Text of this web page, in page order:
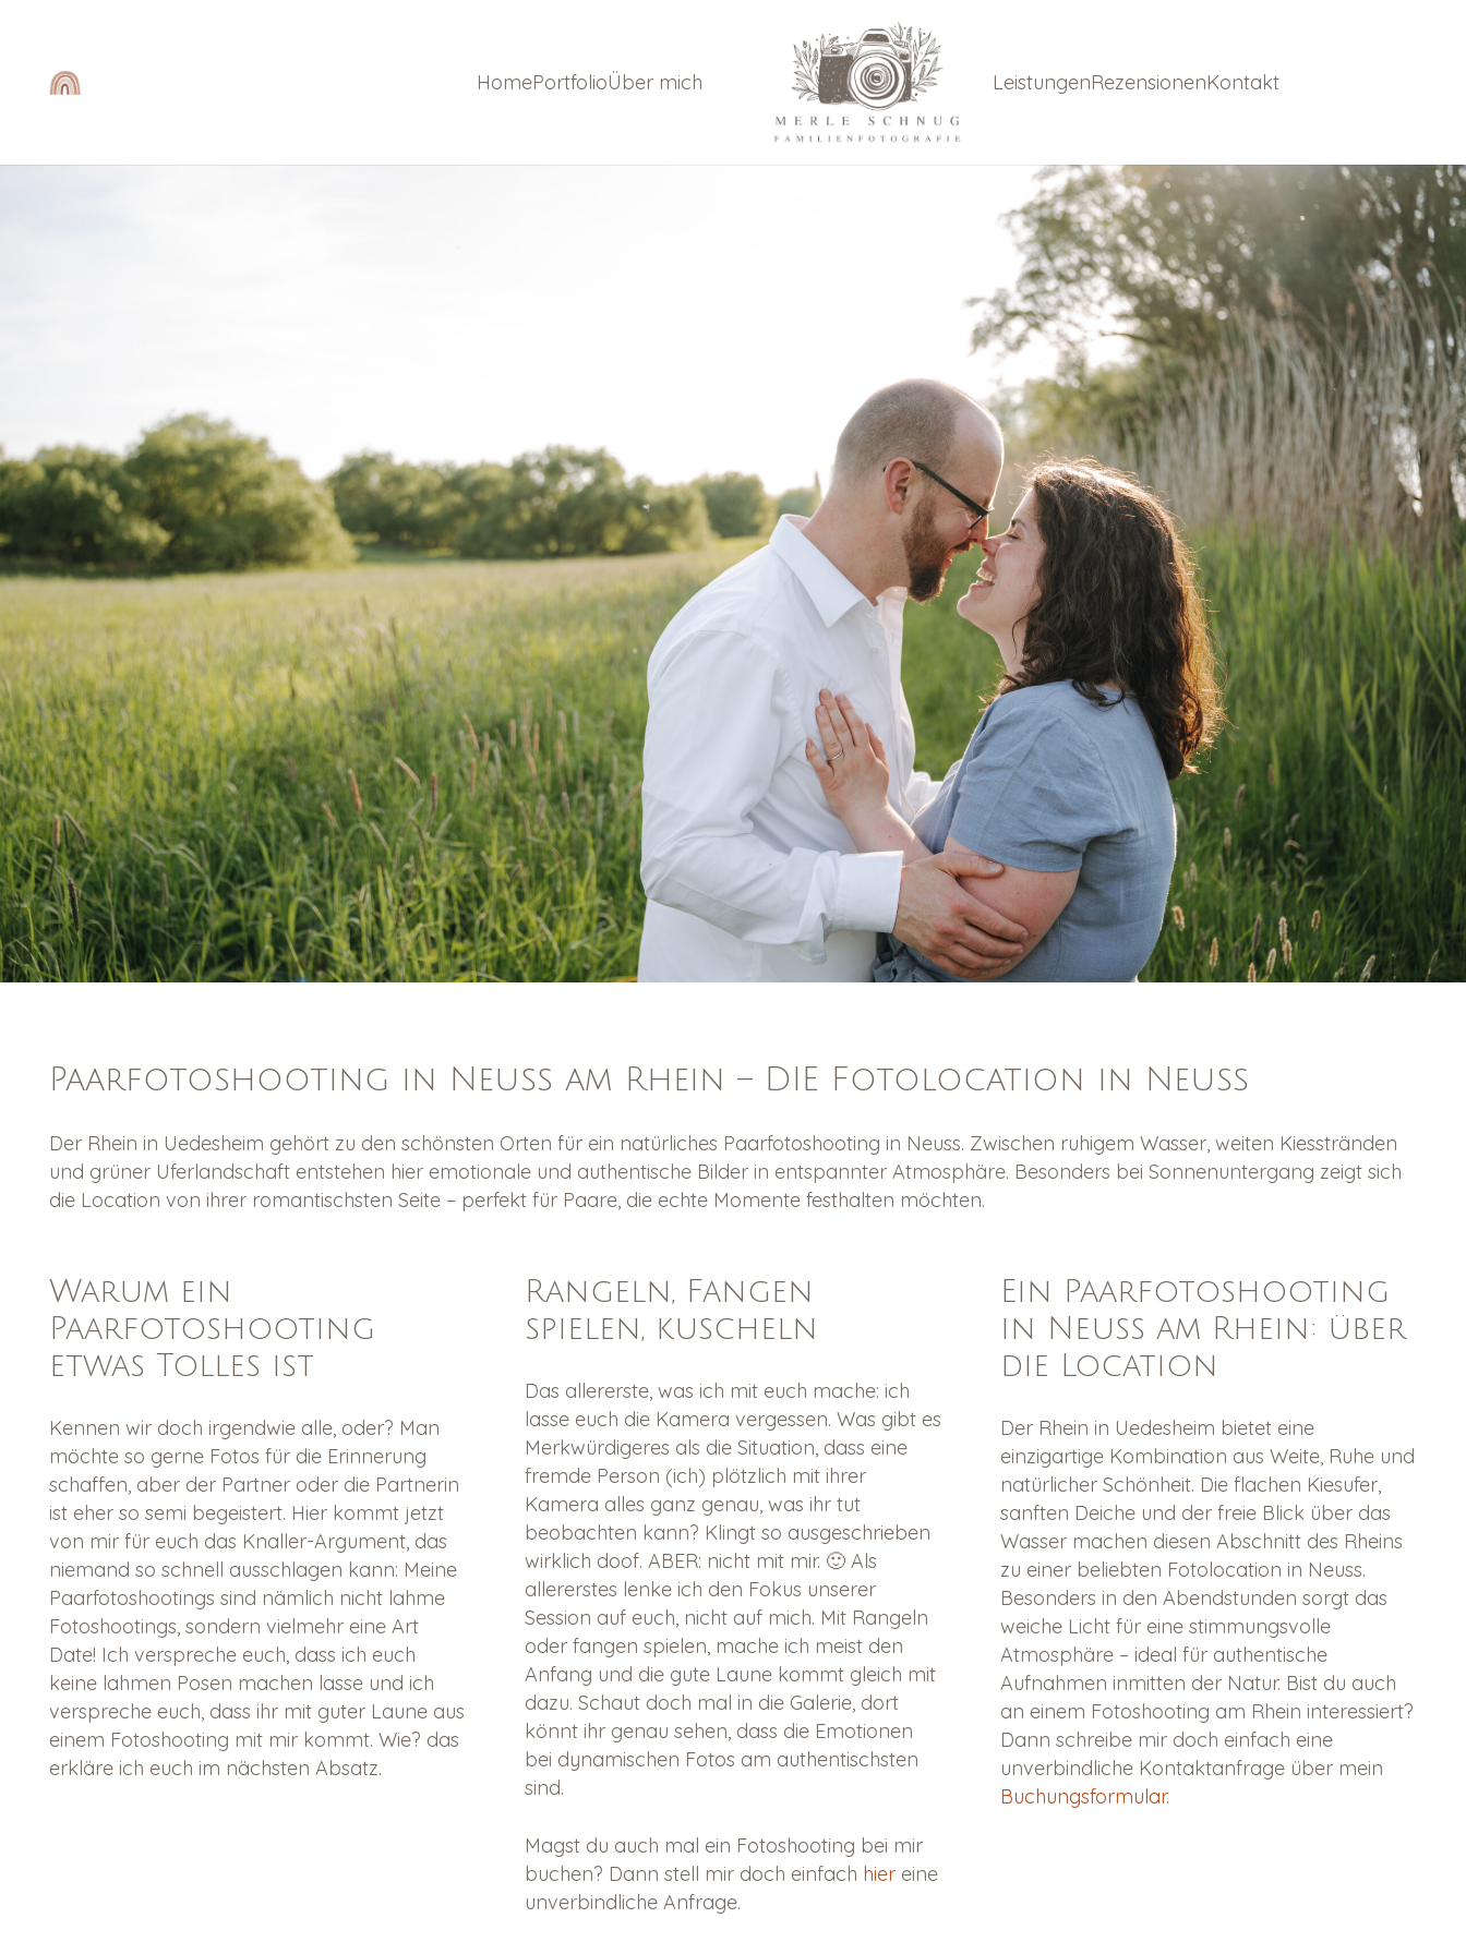
HomePortfolioÜber mich LeistungenRezensionenKontakt
Paarfotoshooting in Neuss am Rhein – DIE Fotolocation in Neuss
Der Rhein in Uedesheim gehört zu den schönsten Orten für ein natürliches Paarfotoshooting in Neuss. Zwischen ruhigem Wasser, weiten Kiesstränden
und grüner Uferlandschaft entstehen hier emotionale und authentische Bilder in entspannter Atmosphäre. Besonders bei Sonnenuntergang zeigt sich
die Location von ihrer romantischsten Seite – perfekt für Paare, die echte Momente festhalten möchten.
Warum ein
Paarfotoshooting
etwas Tolles ist
Kennen wir doch irgendwie alle, oder? Man
möchte so gerne Fotos für die Erinnerung
schaffen, aber der Partner oder die Partnerin
ist eher so semi begeistert. Hier kommt jetzt
von mir für euch das Knaller-Argument, das
niemand so schnell ausschlagen kann: Meine
Paarfotoshootings sind nämlich nicht lahme
Fotoshootings, sondern vielmehr eine Art
Date! Ich verspreche euch, dass ich euch
keine lahmen Posen machen lasse und ich
verspreche euch, dass ihr mit guter Laune aus
einem Fotoshooting mit mir kommt. Wie? das
erkläre ich euch im nächsten Absatz.
Rangeln, Fangen
spielen, kuscheln
Das allererste, was ich mit euch mache: ich
lasse euch die Kamera vergessen. Was gibt es
Merkwürdigeres als die Situation, dass eine
fremde Person (ich) plötzlich mit ihrer
Kamera alles ganz genau, was ihr tut
beobachten kann? Klingt so ausgeschrieben
wirklich doof. ABER: nicht mit mir. 🙂 Als
allererstes lenke ich den Fokus unserer
Session auf euch, nicht auf mich. Mit Rangeln
oder fangen spielen, mache ich meist den
Anfang und die gute Laune kommt gleich mit
dazu. Schaut doch mal in die Galerie, dort
könnt ihr genau sehen, dass die Emotionen
bei dynamischen Fotos am authentischsten
sind.
Magst du auch mal ein Fotoshooting bei mir
buchen? Dann stell mir doch einfach hier eine
unverbindliche Anfrage.
Ein Paarfotoshooting
in Neuss am Rhein: über
die Location
Der Rhein in Uedesheim bietet eine
einzigartige Kombination aus Weite, Ruhe und
natürlicher Schönheit. Die flachen Kiesufer,
sanften Deiche und der freie Blick über das
Wasser machen diesen Abschnitt des Rheins
zu einer beliebten Fotolocation in Neuss.
Besonders in den Abendstunden sorgt das
weiche Licht für eine stimmungsvolle
Atmosphäre – ideal für authentische
Aufnahmen inmitten der Natur. Bist du auch
an einem Fotoshooting am Rhein interessiert?
Dann schreibe mir doch einfach eine
unverbindliche Kontaktanfrage über mein
Buchungsformular.